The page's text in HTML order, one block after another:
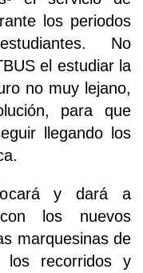
los periodos
No
el estudiar la
no muy lejano,
para que
llegando los
y dará a
los nuevos
marquesinas de
los recorridos y